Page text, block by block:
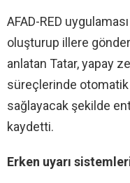
AFAD-RED
oluşturup illere
anlatan Tatar, yapay
süreçlerinde
sağlayacak şekilde
kaydetti.
Erken uyarı